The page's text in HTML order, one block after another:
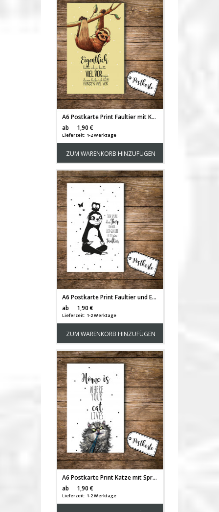
A6 Postkarte Print Faultier mit Kopfhörer und Spruch Eigentlich hatte ich heute viel vor pk094
ab
1,90 €
Lieferzeit: 1-2 Werktage
ZUM WARENKORB HINZUFÜGEN
A6 Postkarte Print Faultier und Eule mit Spruch Ich spüre das Tier in mir pk093
ab
1,90 €
Lieferzeit: 1-2 Werktage
ZUM WARENKORB HINZUFÜGEN
A6 Postkarte Print Katze mit Spruch Home is where your cat lives pk092
ab
1,90 €
Lieferzeit: 1-2 Werktage